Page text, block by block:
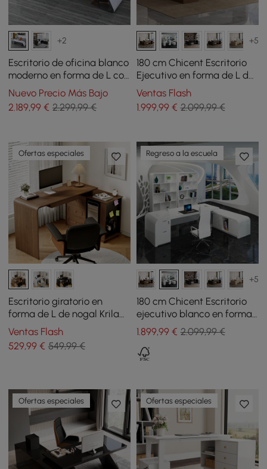
+2
Escritorio de oficina blanco
moderno en forma de L con
almacenamiento
Nuevo Precio Más Bajo
2.189,99 € 2.299,99 €
+5
180 cm Chicent Escritorio
Ejecutivo en forma de L de
Nogal con Retorno a la
Derecha
Ventas Flash
1.999,99€ 2.099,99 €
Ofertas especiales
Escritorio giratorio en
forma de L de nogal Krila
de 47" con bandeja para
teclado
Ventas Flash
529,99 € 549,99 €
Regreso a la escuela
+5
180 cm Chicent Escritorio
ejecutivo blanco en forma
de L con retorno a la
derecha
1.899,99€ 2.099,99 €
Ofertas especiales Ofertas especiales